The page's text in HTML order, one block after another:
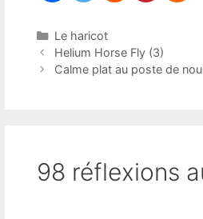
Catégories
Le haricot
Helium Horse Fly (3)
Calme plat au poste de
98 réflexions